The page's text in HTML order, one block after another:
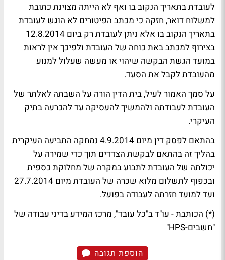
לעובדת בתאריך הנקוב בו ואף לא הייתה מצוינת כתובת
למשלוח דואר, חזקה כי מכתב הפיטורים לא הוגש לעובדת
בתאריך הנקוב בו אלא ניתן לעובדת רק ביום 12.8.2014
בצירוף למכתב באת כוחה של העובדת ולפיכך אין לראות
במועד הגשת הבקשה שיהוי או מעשה שעלול למנוע
מהעובדת לקבל את הסעד.
על סמך האמור לעיל, בית הדין הורה על השבתה לאלתר של
העובדת לעבודתה ולהמשיך להעסיקה עד להכרעה בתיק
העיקרי.
בהתאם לפסק דין מיום 4.9.2014 נמחקה התביעה העיקרית
בהליך זה בהתאם לבקשת הצדדים תוך כדי שמירה על
יכולתה של העובדת לתבוע במקרה של מחלוקת כספית
ובכפוף לתשלום מלוא שכרה של העובדת מיום 27.7.2014
ועד למועד חזרתה לעבודה בפועל.
(*) הכותבת - עו"ד ב"כל עובד", מרכז המידע בדיני עבודה של
"חשבים-HPS"
הוספת תגובה